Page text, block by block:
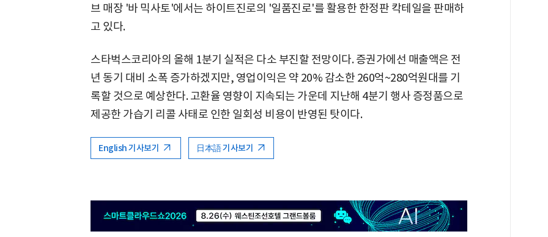
브 매장 '바 믹사토'에서는 하이트진로의 '일품진로'를 활용한 한정판 칵테일을 판매하
고 있다.
스타벅스코리아의 올해 1분기 실적은 다소 부진할 전망이다. 증권가에선 매출액은 전
년 동기 대비 소폭 증가하겠지만, 영업이익은 약 20% 감소한 260억~280억원대를 기
록할 것으로 예상한다. 고환율 영향이 지속되는 가운데 지난해 4분기 행사 증정품으로
제공한 가습기 리콜 사태로 인한 일회성 비용이 반영된 탓이다.
English 기사보기 日本語 기사보기